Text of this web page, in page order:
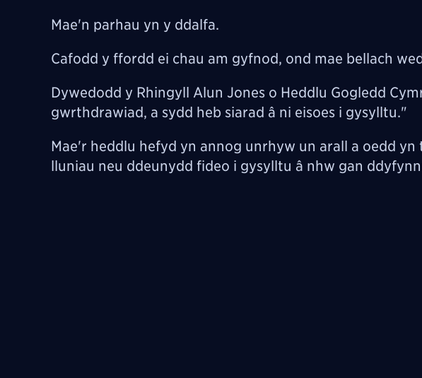
Mae'n parhau yn y ddalfa.
Cafodd y ffordd ei chau am gyfnod, ond mae bellach
Dywedodd y Rhingyll Alun Jones o Heddlu Gogledd
gwrthdrawiad, a sydd heb siarad â ni eisoes i gysylltu."
Mae'r heddlu hefyd yn annog unrhyw un arall a oedd
lluniau neu ddeunydd fideo i gysylltu â nhw gan